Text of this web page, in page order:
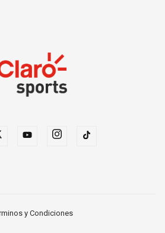
y Condiciones